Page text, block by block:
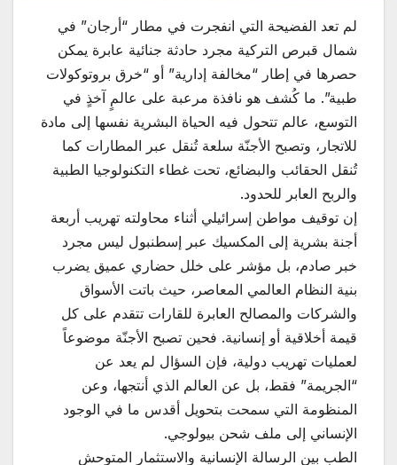
لم تعد الفضيحة التي انفجرت في مطار “أرجان” في
شمال قبرص التركية مجرد حادثة جنائية عابرة يمكن
حصرها في إطار “مخالفة إدارية” أو “خرق بروتوكولات
طبية”. ما كُشف هو نافذة مرعبة على عالمٍ آخذٍ في
التوسع، عالم تتحول فيه الحياة البشرية نفسها إلى مادة
للاتجار، وتصبح الأجنّة سلعة تُنقل عبر المطارات كما
تُنقل الحقائب والبضائع، تحت غطاء التكنولوجيا الطبية
والربح العابر للحدود.
إن توقيف مواطن إسرائيلي أثناء محاولته تهريب أربعة
أجنة بشرية إلى المكسيك عبر إسطنبول ليس مجرد
خبر صادم، بل مؤشر على خلل حضاري عميق يضرب
بنية النظام العالمي المعاصر، حيث باتت الأسواق
والشركات والمصالح العابرة للقارات تتقدم على كل
قيمة أخلاقية أو إنسانية. فحين تصبح الأجنّة موضوعاً
لعمليات تهريب دولية، فإن السؤال لم يعد عن
“الجريمة” فقط، بل عن العالم الذي أنتجها، وعن
المنظومة التي سمحت بتحويل أقدس ما في الوجود
الإنساني إلى ملف شحن بيولوجي.
الطب بين الرسالة الإنسانية والاستثمار المتوحش